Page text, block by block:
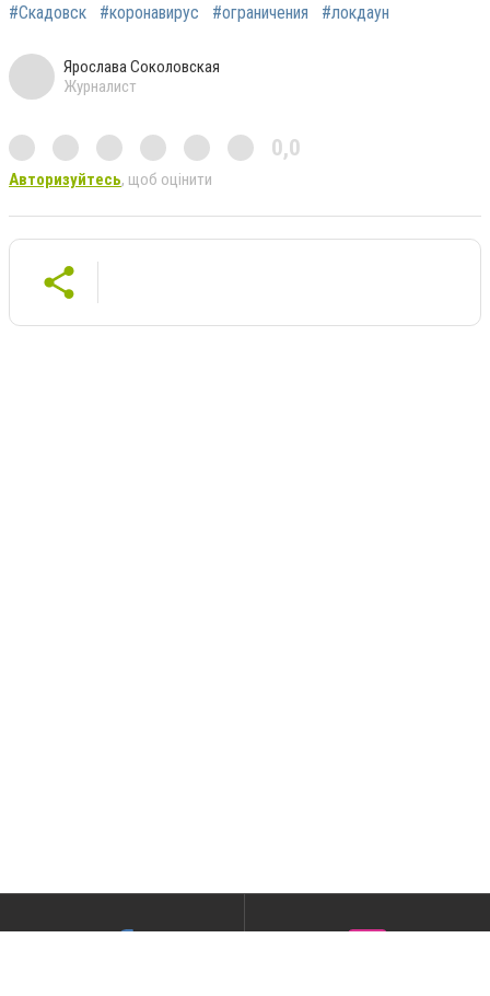
#Скадовск #коронавирус #ограничения #локдаун
Ярослава Соколовская
Журналист
0,0
Авторизуйтесь, щоб оцінити